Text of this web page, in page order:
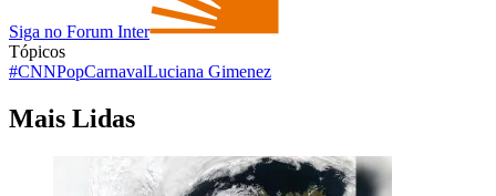
Siga no Forum Inter
Tópicos
#CNNPopCarnavalLuciana Gimenez
Mais Lidas